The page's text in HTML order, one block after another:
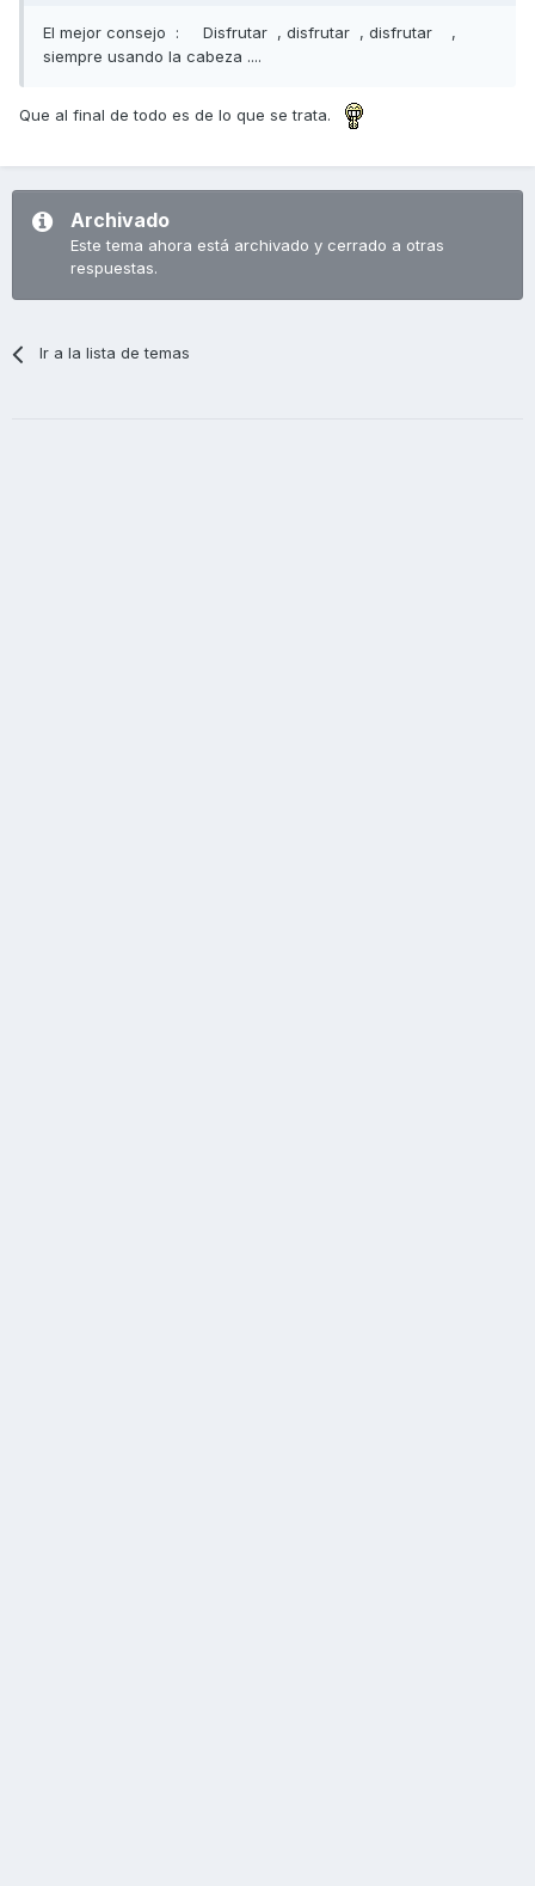
El mejor consejo : Disfrutar , disfrutar , disfrutar ,
siempre usando la cabeza ....
Que al final de todo es de lo que se trata.
Archivado
Este tema ahora está archivado y cerrado a otras
respuestas.
Ir a la lista de temas